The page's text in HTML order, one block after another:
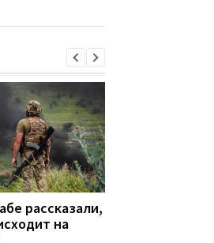
рассказали,
на